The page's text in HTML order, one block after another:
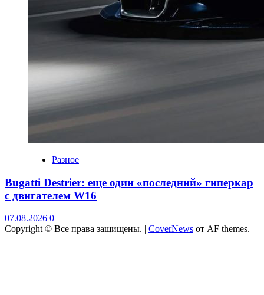
Разное
Bugatti Destrier: еще один «последний» гиперкар
с двигателем W16
07.08.2026 0
Copyright © Все права защищены. | CoverNews от AF themes.